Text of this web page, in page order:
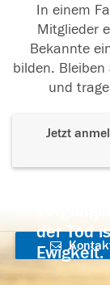
In einem
Mitglieder
Bekannte
bilden.
und
Jetzt
der Tod
Ewigkeit.